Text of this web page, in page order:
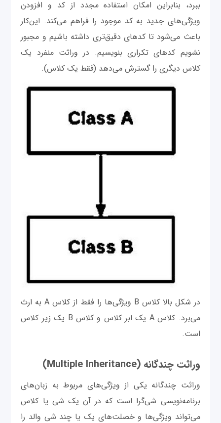
ببرد، بنابراین امکان استفاده مجدد از کد و افزودن
ویژگی‌های جدید به کد موجود را فراهم می‌کند. این‌کار
باعث می‌شود تا کدهای دقیق‌تری داشته باشیم و مجبور
نشویم کدهای تکراری بنویسیم. در وراثت منفرد یک
کلاس دیگری را گسترش می‌دهد (فقط یک کلاس).
در شکل بالا کلاس B ویژگی‌ها را فقط از کلاس A به ارث
می‌برد. کلاس A یک ابر کلاس و کلاس B یک زیر کلاس
است.
وراثت چندگانه (Multiple Inheritance)
وراثت چندگانه یکی از ویژگی‌های مربوط به زبان‌های
برنامه‌نویسی شی‌گرا است که در آن یک شی یا کلاس
می‌تواند ویژگی‌ها و خصلت‌های یک یا چند شی والد را